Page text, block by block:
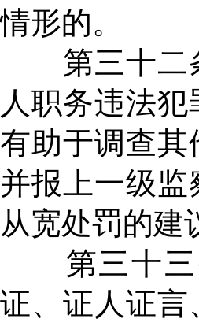
情形的。
第三十二条
人职务违法
有助于调查
并报上一级
从宽处罚的建
第三十三
证、证人证